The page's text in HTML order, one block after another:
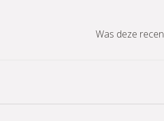
Was deze